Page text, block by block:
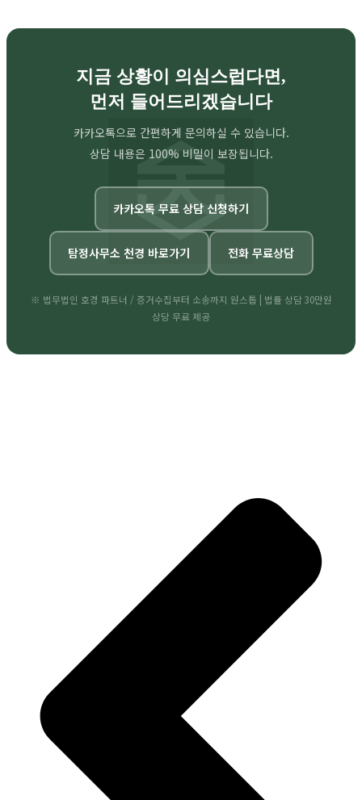
지금 상황이 의심스럽다면,
먼저 들어드리겠습니다
카카오톡으로 간편하게 문의하실 수 있습니다.
상담 내용은 100% 비밀이 보장됩니다.
카카오톡 무료 상담 신청하기
탐정사무소 천경 바로가기 전화 무료상담
※ 법무법인 호경 파트너 / 증거수집부터 소송까지 원스톱 | 법률 상담 30만원
상당 무료 제공